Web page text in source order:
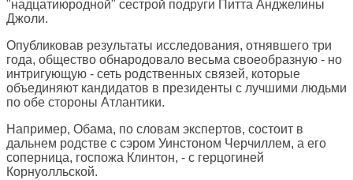
"надцатиюродной" сестрой подруги Питта Анджелины
Джоли.
Опубликовав результаты исследования, отнявшего три
года, общество обнародовало весьма своеобразную - но
интригующую - сеть родственных связей, которые
объединяют кандидатов в президенты с лучшими людьми
по обе стороны Атлантики.
Например, Обама, по словам экспертов, состоит в
дальнем родстве с сэром Уинстоном Черчиллем, а его
соперница, госпожа Клинтон, - с герцогиней
Корнуолльской.